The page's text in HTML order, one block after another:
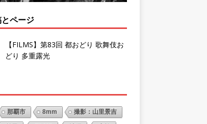
ページ
【FILMS】第83回 都おどり 歌舞伎お
どり 多重露光
那覇市 8mm 撮影：山里景吉